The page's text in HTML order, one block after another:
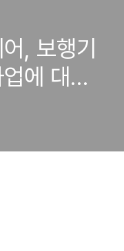
, 보행기
에 대한